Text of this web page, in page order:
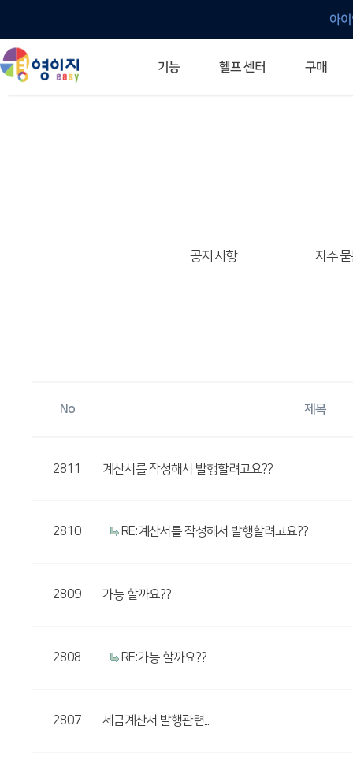
아
기능 헬프 센터 구매
공지 사항 자주
No 제목
2811 계산서를 작성해서 발행할려고요??
2810 RE:계산서를 작성해서 발행할려고요??
2809 가능 할까요??
2808 RE:가능 할까요??
2807 세금계산서 발행관련...